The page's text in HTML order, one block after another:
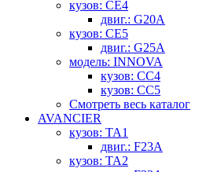
кузов: CE4
двиг.: G20A
кузов: CE5
двиг.: G25A
модель: INNOVA
кузов: CC4
кузов: CC5
Смотреть весь каталог
AVANCIER
кузов: TA1
двиг.: F23A
кузов: TA2